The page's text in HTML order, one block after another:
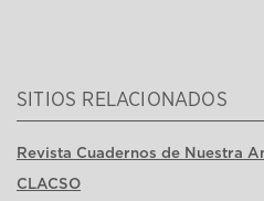
SITIOS RELACIONADOS
Revista Cuadernos de Nuestra
CLACSO